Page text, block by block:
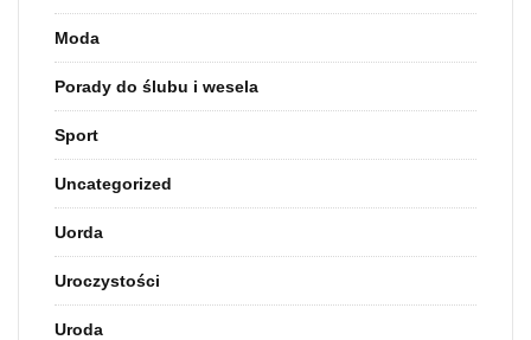
Moda
Porady do ślubu i wesela
Sport
Uncategorized
Uorda
Uroczystości
Uroda